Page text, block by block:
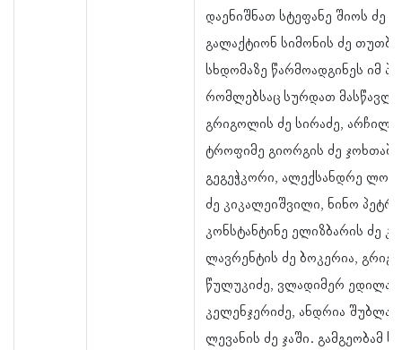
დაენიშნათ სტეფანე შიოს ძე
გალაქტიონ სიმონის ძე
სხდომაზე წარმოადგინეს იმ
რომლებსაც სურდათ
გრიგოლის ძე სირაძე, არჩილ
ტროფიმე გიორგის ძე
გეგეჭკორი, ალექსანდრე
ძე კიკალეიშვილი, ნინო
კონსტანტინე ელიზბარის ძე
ლავრენტის ძე ბოკერია,
წულუკიძე, ვლადიმერ
კელენჯერიძე, ანდრია
ლევანის ძე ჯაში. გამგეობამ